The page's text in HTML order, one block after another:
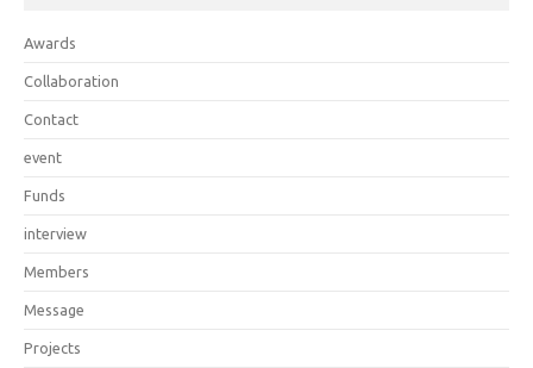
Awards
Collaboration
Contact
event
Funds
interview
Members
Message
Projects